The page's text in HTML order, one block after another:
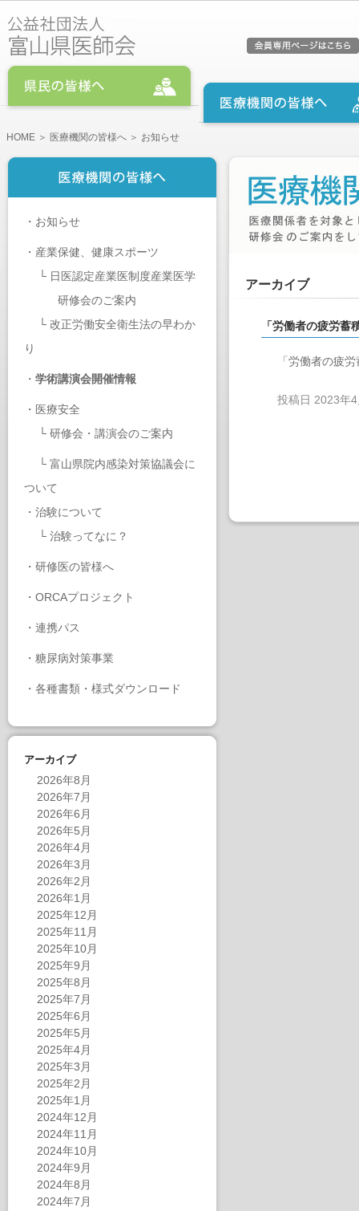
HOME ＞ 医療機関の皆様へ ＞ お知らせ
・ お知らせ
・ 産業保健、健康スポーツ
└ 日医認定産業医制度産業医学
研修会のご案内
└ 改正労働安全衛生法の早わか
り
・ 学術講演会開催情報
・ 医療安全
└ 研修会・講演会のご案内
└ 富山県院内感染対策協議会に
ついて
・ 治験について
└ 治験ってなに？
・ 研修医の皆様へ
・ ORCAプロジェクト
・ 連携パス
・ 糖尿病対策事業
・ 各種書類・様式ダウンロード
アーカイブ
2026年8月
2026年7月
2026年6月
2026年5月
2026年4月
2026年3月
2026年2月
2026年1月
2025年12月
2025年11月
2025年10月
2025年9月
2025年8月
2025年7月
2025年6月
2025年5月
2025年4月
2025年3月
2025年2月
2025年1月
2024年12月
2024年11月
2024年10月
2024年9月
2024年8月
2024年7月
アーカイブ
「労働者の疲労
「労働者の疲
投稿日 2023年